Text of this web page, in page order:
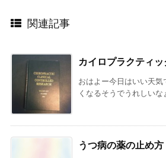
関連記事
カイロプラクティ
おはよー今日はいい天
くなるそうでうれしい
うつ病の薬の止め方